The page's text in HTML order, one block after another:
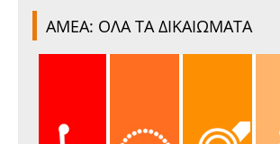
ΑΜΕΑ: ΟΛΑ ΤΑ ΔΙΚΑΙΩΜΑΤΑ